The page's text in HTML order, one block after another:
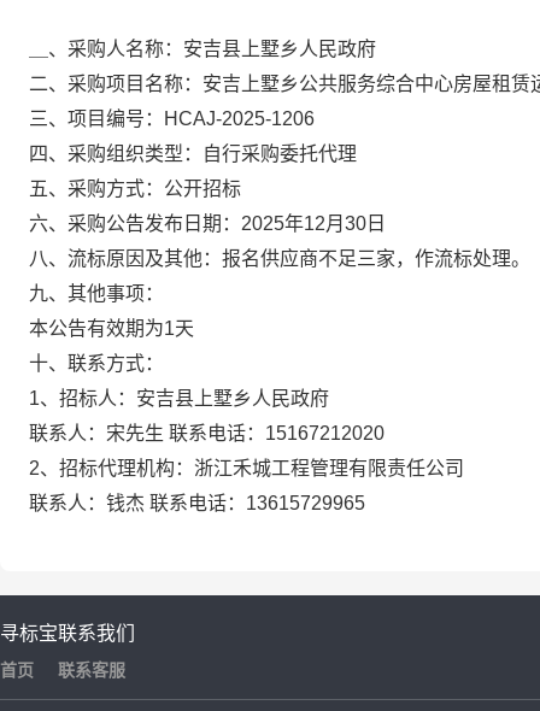
＿、 采购人名称： 安吉县上墅乡人民政府
二、 采购项目名称： 安吉上墅乡公共服务综合中心房屋租赁
三、 项目编号：
HCAJ-2025-1206
四、采购组织类型：
自行采购委托代理
五、采购方式： 公开招标
六、采购公告发布日期： 2025年12月 30 日
八、流标原因及其他： 报名供应商不足三家，作流标处理。
九、其他事项：
本公告有效期为1天
十、 联系方式：
1、招标人：安吉县上墅乡人民政府
联系人：宋先生 联系电话： 15167212020
2、招标代理机构：浙江禾城工程管理有限责任公司
联系人：钱杰 联系电话： 13615729965
寻标宝
首页
联系我们
联系客服